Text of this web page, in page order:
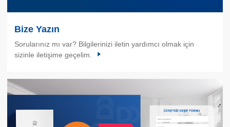
Bize Yazın
Sorularınız mı var? Bilgilerinizi iletin yardımcı olmak için
sizinle iletişime geçelim.